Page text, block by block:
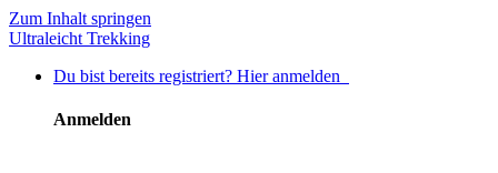
Zum Inhalt springen
Ultraleicht Trekking
Du bist bereits registriert? Hier anmelden
Anmelden